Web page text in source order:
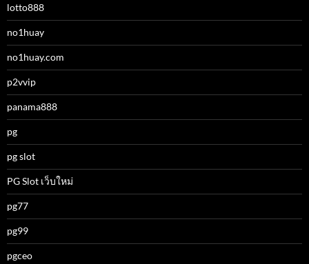
lotto888
no1huay
no1huay.com
p2vvip
panama888
pg
pg slot
PG Slot เว็บใหม่
pg77
pg99
pgceo